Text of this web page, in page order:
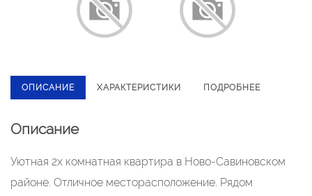
ОПИСАНИЕ ХАРАКТЕРИСТИКИ ПОДРОБНЕЕ
Описание
Уютная 2х комнатная квартира в Ново-Савиновском
районе. Отличное месторасположение. Рядом